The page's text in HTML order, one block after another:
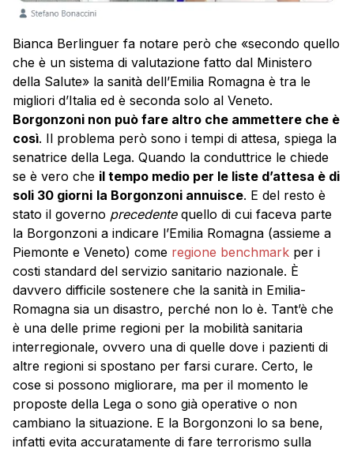
Bianca Berlinguer fa notare però che «secondo quello
che è un sistema di valutazione fatto dal Ministero
della Salute» la sanità dell’Emilia Romagna è tra le
migliori d’Italia ed è seconda solo al Veneto.
Borgonzoni non può fare altro che ammettere che è
così. Il problema però sono i tempi di attesa, spiega la
senatrice della Lega. Quando la conduttrice le chiede
se è vero che il tempo medio per le liste d’attesa è di
soli 30 giorni la Borgonzoni annuisce. E del resto è
stato il governo precedentequello di cui faceva parte
la Borgonzoni a indicare l’Emilia Romagna (assieme a
Piemonte e Veneto) come regione benchmark per i
costi standard del servizio sanitario nazionale. È
davvero difficile sostenere che la sanità in Emilia-
Romagna sia un disastro, perché non lo è. Tant’è che
è una delle prime regioni per la mobilità sanitaria
interregionale, ovvero una di quelle dove i pazienti di
altre regioni si spostano per farsi curare. Certo, le
cose si possono migliorare, ma per il momento le
proposte della Lega o sono già operative o non
cambiano la situazione. E la Borgonzoni lo sa bene,
infatti evita accuratamente di fare terrorismo sulla